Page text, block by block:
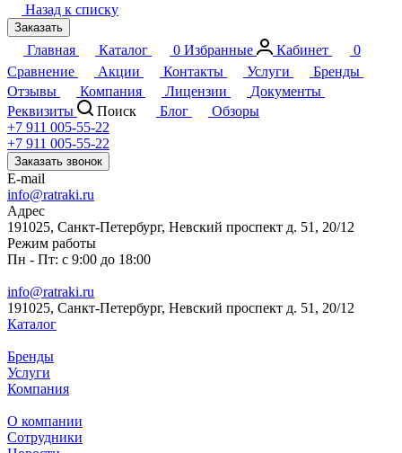
Назад к списку
Заказать
Главная Каталог 0 Избранные Кабинет
0
Сравнение
Акции Контакты Услуги
Бренды
Отзывы
Компания Лицензии
Документы
Реквизиты
Поиск Блог
Обзоры
+7 911 005-55-22
+7 911 005-55-22
Заказать звонок
E-mail
info@ratraki.ru
Адрес
191025, Санкт-Петербург, Невский проспект д. 51, 20/12
Режим работы
Пн - Пт: с 9:00 до 18:00
info@ratraki.ru
191025, Санкт-Петербург, Невский проспект д. 51, 20/12
Каталог
Бренды
Услуги
Компания
О компании
Сотрудники